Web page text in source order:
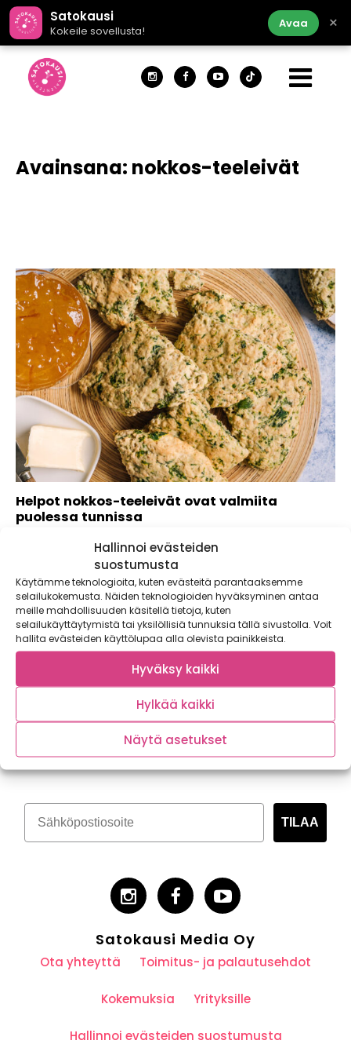
Hallinnoi evästeiden
suostumusta
Käytämme teknologioita, kuten evästeitä parantaaksemme
selailukokemusta. Näiden teknologioiden hyväksyminen antaa
meille mahdollisuuden käsitellä tietoja, kuten
selailukäyttäytymistä tai yksilöllisiä tunnuksia tällä sivustolla. Voit
hallita evästeiden käyttölupaa alla olevista painikkeista.
Hyväksy kaikki
Hylkää kaikki
Näytä asetukset
Satokausi
Kokeile sovellusta!
Avaa ×
Avainsana: nokkos-teeleivät
Helpot nokkos-teeleivät ovat valmiita
puolessa tunnissa
Tiesitkö, että nokkonen on erittäin ravinteikas villiyrtti?
Sipaise teeleipien päälle haluamaasi marmeladia ja nauti....
Tilaa kasvispitoinen uutiskirje
TILAA
Satokausi Media Oy
Ota yhteyttä Toimitus- ja palautusehdot
Kokemuksia Yrityksille
Hallinnoi evästeiden suostumusta